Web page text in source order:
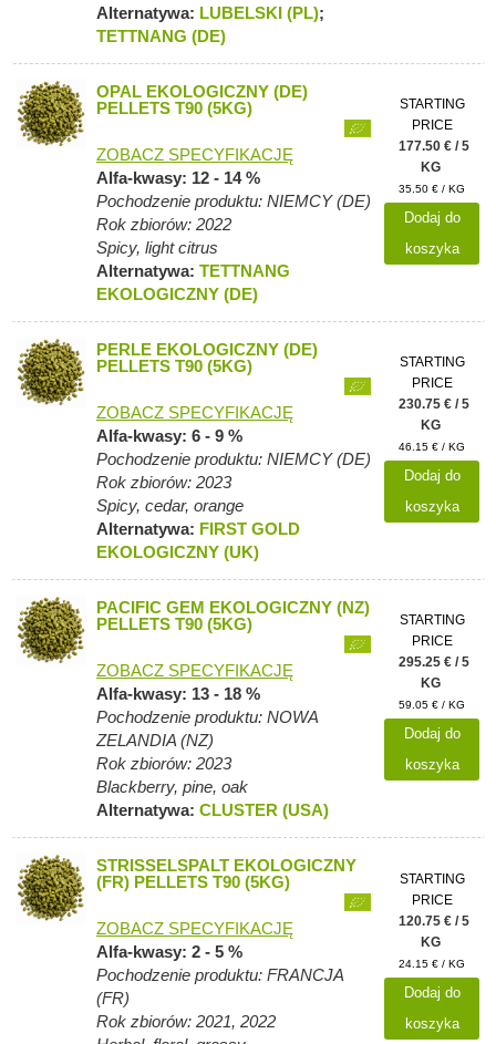
Alternatywa: LUBELSKI (PL);
TETTNANG (DE)
OPAL EKOLOGICZNY (DE)
PELLETS T90 (5KG)
ZOBACZ SPECYFIKACJĘ
Alfa-kwasy: 12 - 14 %
Pochodzenie produktu: NIEMCY (DE)
Rok zbiorów: 2022
Spicy, light citrus
Alternatywa: TETTNANG
EKOLOGICZNY (DE)
STARTING
PRICE
177.50 € / 5
KG
35.50 € / KG
Dodaj do
koszyka
PERLE EKOLOGICZNY (DE)
PELLETS T90 (5KG)
ZOBACZ SPECYFIKACJĘ
Alfa-kwasy: 6 - 9 %
Pochodzenie produktu: NIEMCY (DE)
Rok zbiorów: 2023
Spicy, cedar, orange
Alternatywa: FIRST GOLD
EKOLOGICZNY (UK)
STARTING
PRICE
230.75 € / 5
KG
46.15 € / KG
Dodaj do
koszyka
PACIFIC GEM EKOLOGICZNY (NZ)
PELLETS T90 (5KG)
ZOBACZ SPECYFIKACJĘ
Alfa-kwasy: 13 - 18 %
Pochodzenie produktu: NOWA
ZELANDIA (NZ)
Rok zbiorów: 2023
Blackberry, pine, oak
Alternatywa: CLUSTER (USA)
STARTING
PRICE
295.25 € / 5
KG
59.05 € / KG
Dodaj do
koszyka
STRISSELSPALT EKOLOGICZNY
(FR) PELLETS T90 (5KG)
ZOBACZ SPECYFIKACJĘ
Alfa-kwasy: 2 - 5 %
Pochodzenie produktu: FRANCJA
(FR)
Rok zbiorów: 2021, 2022
STARTING
PRICE
120.75 € / 5
KG
24.15 € / KG
Dodaj do
koszyka